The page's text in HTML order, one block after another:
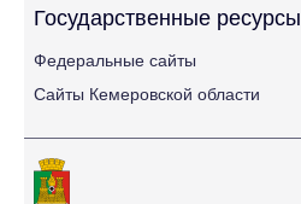
Государственные ресурсы
Федеральные сайты
Сайты Кемеровской области